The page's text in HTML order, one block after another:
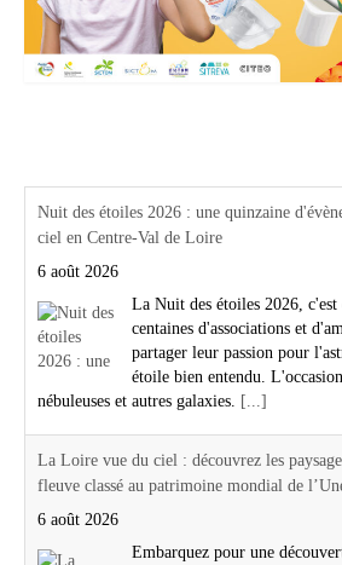
Nuit des étoiles 2026 : une quinzaine
ciel en Centre-Val de Loire
6 août 2026
La Nuit des étoiles 2026,
centaines d'associations et
partager leur passion pour
étoile bien entendu.
nébuleuses et autres galaxies. [...]
La Loire vue du ciel : découvrez les
fleuve classé au patrimoine mondial de
6 août 2026
Embarquez pour une